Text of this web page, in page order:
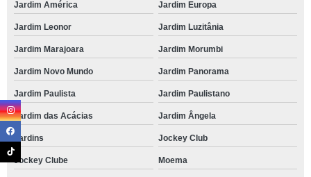
Jardim América Jardim Europa
Jardim Leonor Jardim Luzitânia
Jardim Marajoara Jardim Morumbi
Jardim Novo Mundo Jardim Panorama
Jardim Paulista Jardim Paulistano
Jardim das Acácias Jardim Ângela
Jardins Jockey Club
Jockey Clube Moema